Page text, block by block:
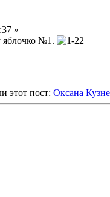
»
яблочко №1.
этот пост: Оксана